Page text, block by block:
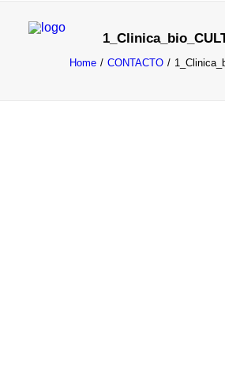
Home CONTACTO